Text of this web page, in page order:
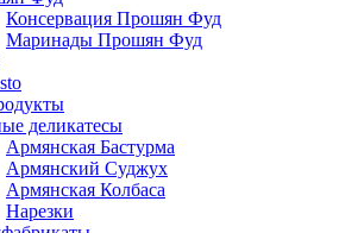
Консервация Прошян Фуд
Маринады Прошян Фуд
деликатесы
Армянская Бастурма
Армянский Суджух
Армянская Колбаса
Нарезки